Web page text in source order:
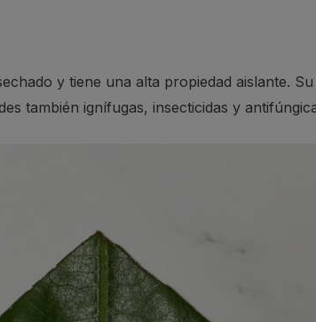
y tiene una alta propiedad aislante.
también ignífugas, insecticidas y